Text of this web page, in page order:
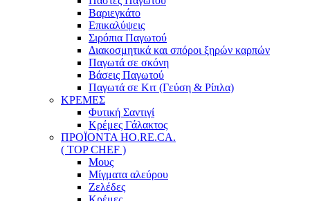
Βαριεγκάτο
Επικαλύψεις
Σιρόπια Παγωτού
Διακοσμητικά και σπόροι ξηρών καρπών
Παγωτά σε σκόνη
Βάσεις Παγωτού
Παγωτά σε Κιτ (Γεύση & Ρίπλα)
ΚΡΕΜΕΣ
Φυτική Σαντιγί
Κρέμες Γάλακτος
ΠΡΟΪΟΝΤΑ HO.RE.CA.
( TOP CHEF )
Μους
Μίγματα αλεύρου
Ζελέδες